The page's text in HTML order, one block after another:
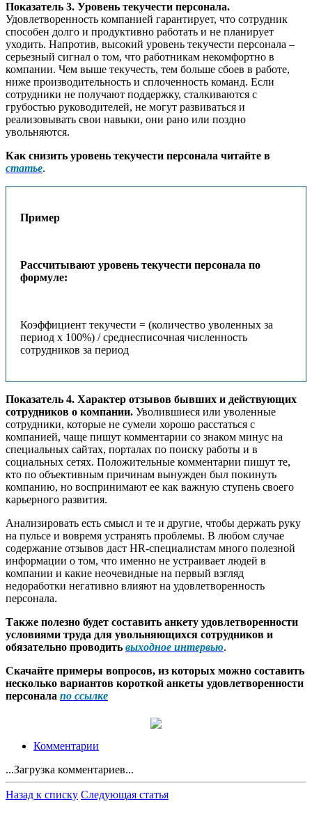
Показатель 3. Уровень текучести персонала.
Удовлетворенность компанией гарантирует, что сотрудник
способен долго и продуктивно работать и не планирует
уходить. Напротив, высокий уровень текучести персонала –
серьезный сигнал о том, что работникам некомфортно в
компании. Чем выше текучесть, тем больше сбоев в работе,
ниже производительность и сплоченность команд. Если
сотрудники не получают поддержку, сталкиваются с
грубостью руководителей, не могут развиваться и
реализовывать свои навыки, они рано или поздно
увольняются.
Как снизить уровень текучести персонала читайте в
статье.
Пример
Рассчитывают уровень текучести персонала по
формуле:
Коэффициент текучести = (количество уволенных за
период х 100%) / среднесписочная численность
сотрудников за период
Показатель 4. Характер отзывов бывших и действующих
сотрудников о компании. Уволившиеся или уволенные
сотрудники, которые не сумели хорошо расстаться с
компанией, чаще пишут комментарии со знаком минус на
специальных сайтах, порталах по поиску работы и в
социальных сетях. Положительные комментарии пишут те,
кто по объективным причинам вынужден был покинуть
компанию, но воспринимают ее как важную ступень своего
карьерного развития.
Анализировать есть смысл и те и другие, чтобы держать руку
на пульсе и вовремя устранять проблемы. В любом случае
содержание отзывов даст HR-специалистам много полезной
информации о том, что именно не устраивает людей в
компании и какие неочевидные на первый взгляд
недоработки негативно влияют на удовлетворенность
персонала.
Также полезно будет составить анкету удовлетворенности
условиями труда для увольняющихся сотрудников и
обязательно проводить выходное интервью.
Скачайте примеры вопросов, из которых можно составить
несколько вариантов короткой анкеты удовлетворенности
персонала по ссылке
Комментарии
...Загрузка комментариев...
Назад к списку Следующая статья